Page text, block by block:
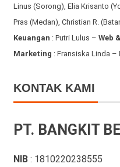
Linus (Sorong), Elia Krisanto
Pras (Medan), Christian R.
Keuangan : Putri Lulus – Web
Marketing : Fransiska Linda –
KONTAK KAMI
PT. BANGKIT
NIB : 1810220238555